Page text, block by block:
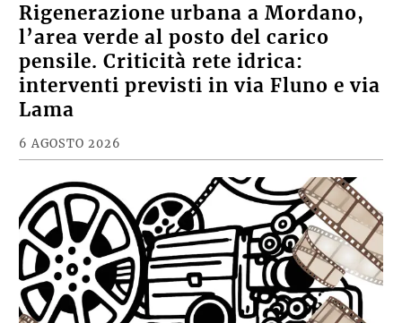
Rigenerazione urbana a Mordano,
l’area verde al posto del carico
pensile. Criticità rete idrica:
interventi previsti in via Fluno e via
Lama
6 AGOSTO 2026